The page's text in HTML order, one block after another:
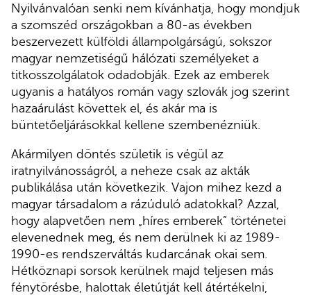
Nyilvánvalóan senki nem kívánhatja, hogy mondjuk
a szomszéd országokban a 80-as években
beszervezett külföldi állampolgárságú, sokszor
magyar nemzetiségű hálózati személyeket a
titkosszolgálatok odadobják. Ezek az emberek
ugyanis a hatályos román vagy szlovák jog szerint
hazaárulást követtek el, és akár ma is
büntetőeljárásokkal kellene szembenézniük.
Akármilyen döntés születik is végül az
iratnyilvánosságról, a neheze csak az akták
publikálása után következik. Vajon mihez kezd a
magyar társadalom a rázúduló adatokkal? Azzal,
hogy alapvetően nem „híres emberek” történetei
elevenednek meg, és nem derülnek ki az 1989-
1990-es rendszerváltás kudarcának okai sem.
Hétköznapi sorsok kerülnek majd teljesen más
fénytörésbe, halottak életútját kell átértékelni,